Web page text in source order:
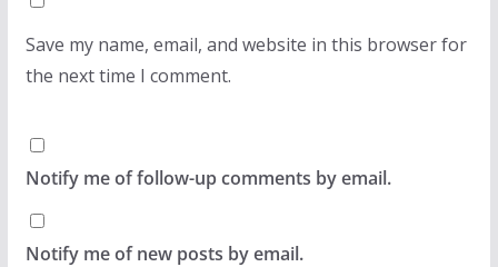
Save my name, email, and website in this browser for
the next time I comment.
Notify me of follow-up comments by email.
Notify me of new posts by email.